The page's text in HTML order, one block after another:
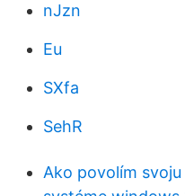
nJzn
Eu
SXfa
SehR
Ako povolím